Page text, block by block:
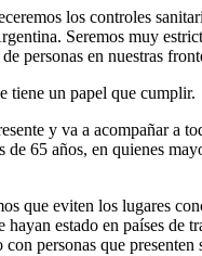
los controles
Seremos muy
personas en nuestras
tiene un papel que cumplir.
y va a acompañar a
de 65 años, en quienes
que eviten los lugares
hayan estado en países de
personas que presenten